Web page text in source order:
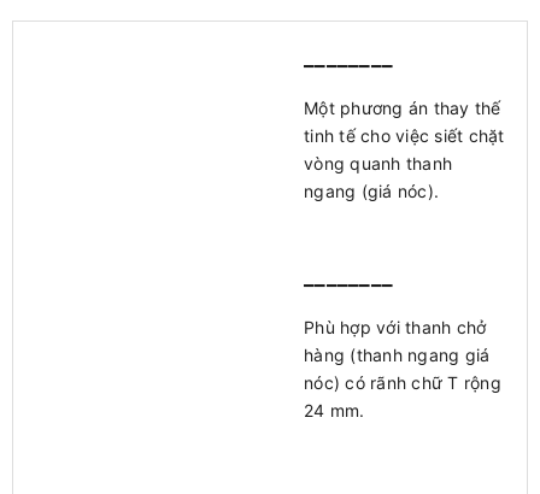
Một phương án thay thế
tinh tế cho việc siết chặt
vòng quanh thanh
ngang (giá nóc).
Phù hợp với thanh chở
hàng (thanh ngang giá
nóc) có rãnh chữ T rộng
24 mm.